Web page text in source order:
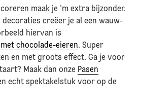
maak je ‘m extra bijzonder.
decoraties creëer je al een wauw-
hiervan is
chocolade-eieren. Super
en met groots effect. Ga je voor
Maak dan onze Pasen
echt spektakelstuk voor op de